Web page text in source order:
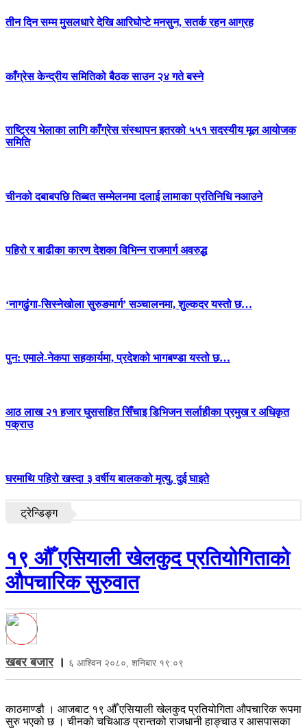
तीन दिन सम्म मुसलधारे देखि आरिघोप्टे मनसुन, सतर्क रहन आग्रह
काँग्रेस केन्द्रीय समितिको बैठक साउन २४ गते बस्ने
राष्ट्रिय भेलाका लागि काँग्रेस संस्थापन इतरको ५५१ सदस्यीय मूल आयोजक
समिति
चीनको दबाबपछि तिब्बत सम्मेलनमा दलाई लामाका प्रतिनिधि नआउने
पहिरो र बाढीका कारण देशका विभिन्न राजमार्ग अवरुद्ध
‘नागढुंगा-सिस्नेखोला सुरुङमार्ग’ सञ्चालनमा, शुल्कदर यस्तो छ…
पुन: एमाले-नेकपा सहकार्यमा, प्रदेशको भागबण्डा यस्तो छ…
आठ लाख २१ हजार घुससहित सिँचाइ डिभिजन सर्लाहीका प्रमुख र अधिकृत
पक्राउ
घरमाथि पहिरो खस्दा ३ वर्षीय बालकको मृत्यु, दुई घाइते
ट्रेन्डिङ्ग
१९ औँ एसियाली खेलकुद प्रतियोगिताको
औपचारिक सुरुवात
खबर बजार। ६ आश्विन २०८०, शनिबार १९:०९
काठमाण्डौ । आजबाट १९ औँ एसियाली खेलकुद प्रतियोगिता औपचारिक रूपमा
सुरु भएको छ । चीनको चचिआङ प्रान्तको राजधानी हाङ्चाउ र आसपासका